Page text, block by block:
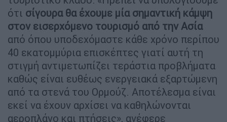
ότι σίγουρα θα έχουμε μία σημαντική κάμψη
στον εισερχόμενο τουρισμό από την Ασία
από όπου υποδεχόμαστε κάθε χρόνο περίπου
40 εκατομμύρια επισκέπτες γιατί αυτή τη
στιγμή αντιμετωπίζει τεράστια προβλήματα
καθώς είναι ευθέως ενεργειακά εξαρτώμενη
από τα στενά του Ορμούζ. Αποτέλεσμα είναι
εκεί να έχουν αρχίσει να καθηλώνονται
αεροπλάνο και πτήσεις», ανέφερε